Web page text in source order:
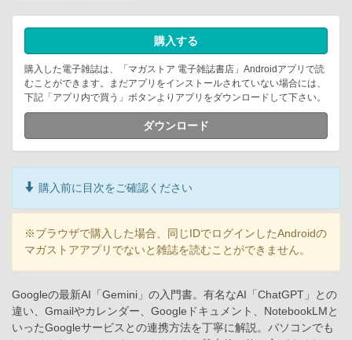
購入する
購入した電子雑誌は、「マガストア 電子雑誌書店」Androidアプリで読
むことができます。まだアプリをインストールされていない場合には、
下記「アプリ内で買う」ボタンよりアプリをダウンロードして下さい。
ダウンロード
購入前に目次をご確認ください
※ブラウザで購入した場合、同じIDでログインしたAndroidの
マガストアアプリでないと雑誌を読むことができません。
Googleの最新AI「Gemini」の入門書。有名なAI「ChatGPT」との
違い、Gmailやカレンダー、Googleドキュメント、NotebookLMと
いったGoogleサービスとの連携方法を丁寧に解説。パソコンでも